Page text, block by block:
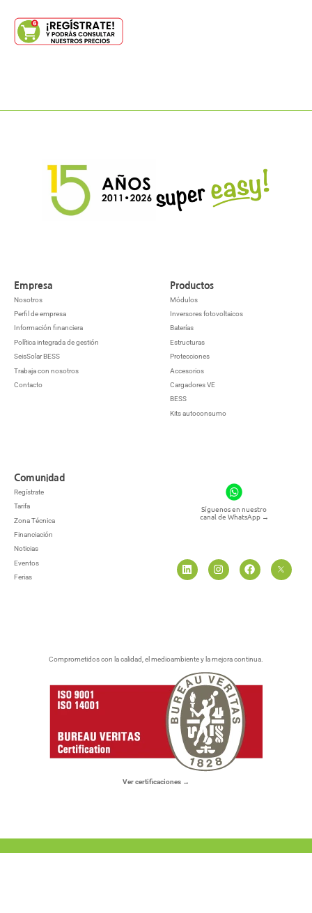
Empresa
Nosotros
Perfil de empresa
Información financiera
Política integrada de gestión
SeisSolar BESS
Trabaja con nosotros
Contacto
Productos
Módulos
Inversores fotovoltaicos
Baterías
Estructuras
Protecciones
Accesorios
Cargadores VE
BESS
Kits autoconsumo
Comunidad
Regístrate
Tarifa
Zona Técnica
Financiación
Noticias
Eventos
Ferias
Síguenos en nuestro
canal de WhatsApp →
Comprometidos con la calidad, el medioambiente y la mejora continua.
Ver certificaciones →